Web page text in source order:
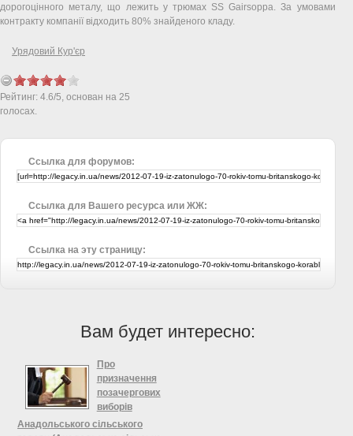
дорогоцінного металу, що лежить у трюмах SS Gairsoppa. За умовами
контракту компанії відходить 80% знайденого кладу.
Урядовий Кур'єр
Рейтинг: 4.6/5, основан на 25
голосах.
Ссылка для форумов:
Ссылка для Вашего ресурса или ЖЖ:
Ссылка на эту страницу:
Вам будет интересно:
Про
призначення
позачергових
виборів
Анадольського сільського